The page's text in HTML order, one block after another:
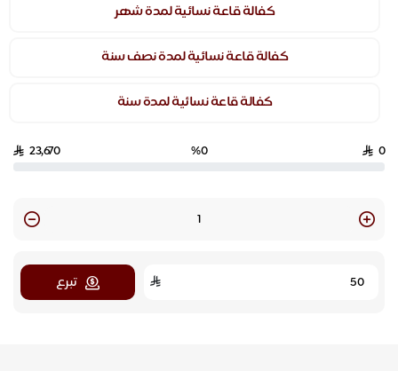
كفالة قاعة نسائية لمدة شهر
كفالة قاعة نسائية لمدة نصف سنة
كفالة قاعة نسائية لمدة سنة
0
%0
23,670
Quantity
تبرع